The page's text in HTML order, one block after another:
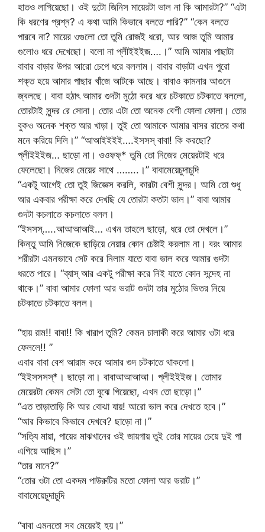
হাতও লাগিয়েছো। ওই দুটো জিনিস মায়েরটা ভাল না কি আমারটা?” “এটা
কি ধরণের প্রশ্ন? এ কথা আমি কিভাবে বলতে পারি?” “কেন বলতে
পারবে না? মায়ের ওগুলো তো তুমি রোজই ধরো, আর আজ তুমি আমার
গুলোও ধরে দেখেছো। বলো না প্লীইইইজ….।” আমি আমার পাছাটা
বাবার বাড়ার উপর আরো চেপে ধরে বললাম। বাবার বাড়াটা এখন পুরো
শক্ত হয়ে আমার পাছার খাঁজে আটকে আছে। বাবাও কামনার আগুনে
জ্বলছে। বাবা হঠাৎ আমার গুদটা মুঠো করে ধরে চটকাতে চটকাতে বললো,
তোরটাই সুন্দর রে সোনা। তোর এটা তো অনেক বেশী ফোলা ফোলা। তোর
বুকও অনেক শক্ত আর খাড়া। তুই তো আমাকে আমার বাসর রাতের কথা
মনে করিয়ে দিলি।” “আআইইইই….ইসসস্ বাবা! কি করছো?
প্লীইইইজ… ছাড়ো না। ওওফফ্* তুমি তো নিজের মেয়েরটাই ধরে
ফেলেছো। নিজের মেয়ের সাথে ……..।” বাবামেয়েচুদাচুদি
“একটু আগেই তো তুই জিজ্ঞেস করলি, কারটা বেশী সুন্দর। আমি তো শুধু
আর একবার পরীক্ষা করে দেখছি যে তোরটা কতটা ভাল।” বাবা আমার
গুদটা কচলাতে কচলাতে বলল।
“ইসসস্…..আআআআই… এখন তাহলে ছাড়ো, ধরে তো দেখলে।”
কিন্তু আমি নিজেকে ছাড়িয়ে নেয়ার কোন চেষ্টাই করলাম না। বরং আমার
শরীরটা এমনভাবে সেট করে নিলাম যাতে বাবা ভাল করে আমার গুদটা
ধরতে পারে। “ব্যাস্ আর একটু পরীক্ষা করে নিই যাতে কোন সন্দেহ না
থাকে।” বাবা আমার ফোলা আর ভরাট গুদটা তার মুঠোর ভিতর নিয়ে
চটকাতে চটকাতে বলল।
“হায় রাম!! বাবা!! কি খারাপ তুমি? কেমন চালাকী করে আমার ওটা ধরে
ফেললে!! ”
এবার বাবা বেশ আরাম করে আমার গুদ চটকাতে থাকলো।
“ইইসসসস্*। ছাড়ো না। বাবাআআআআ। প্লীইইইজ। তোমার
মেয়েরটা কেমন সেটা তো বুঝে গিয়েছো, এখন তো ছাড়ো।”
“এত তাড়াতাড়ি কি আর বোঝা যায়! আরো ভাল করে দেখতে হবে।”
“আর কিভাবে কিভাবে দেখবে? ছাড়ো না।”
“সত্যি মায়া, পায়ের মাঝখানের ওই জায়গায় তুই তোর মায়ের চেয়ে দুই পা
এগিয়ে আছিস।”
“তার মানে?”
“তোর ওটা তো একদম পাউরুটির মতো ফোলা আর ভরাট।”
বাবামেয়েচুদাচুদি
“বাবা এমনতো সব মেয়েরই হয়।”